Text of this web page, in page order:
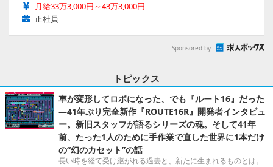
月給33万3,000円～43万3,000円
正社員
Sponsored by
トピックス
車が変形してロボになった、でも『ルート16』だった
―41年ぶり完全新作『ROUTE16R』開発者インタビュ
ー。新旧スタッフが語るシリーズの魂。そして41年
前、たった1人のために手作業で直した世界に1本だけ
の“幻のカセット”の話
長い時を経て受け継がれる過去と、新たに生まれるものとは。